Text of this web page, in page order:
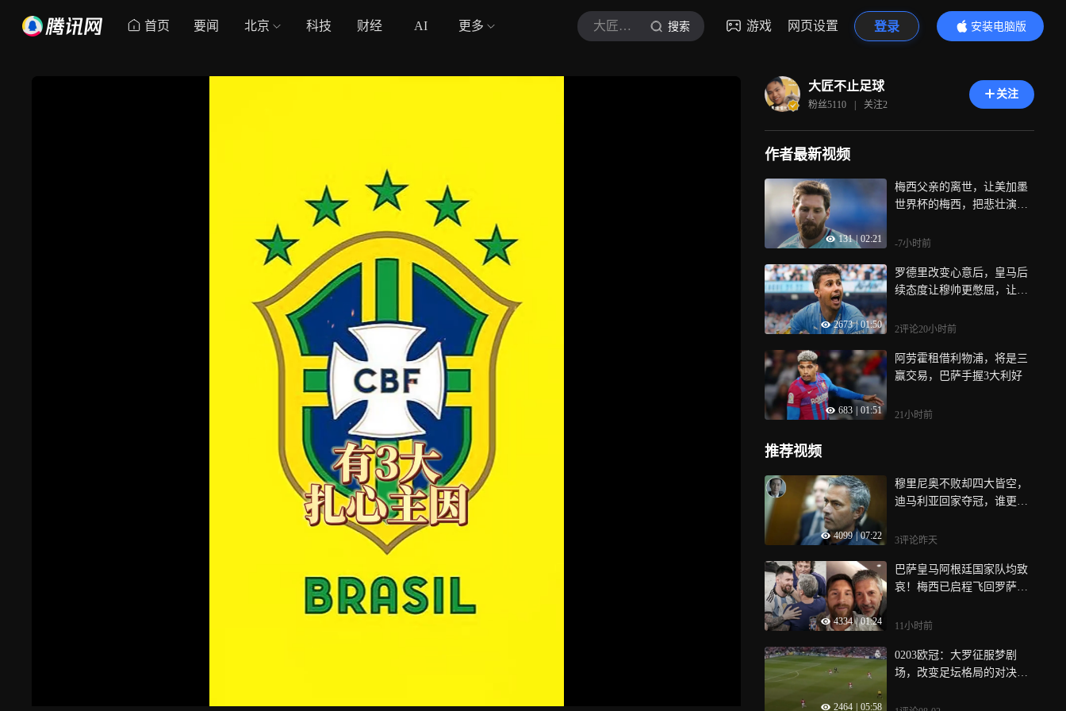
首页 要闻 北京 科技 财经 AI 更多 大匠不止足球 搜索 游戏 网页设置 登录
安装电脑版
内容更精彩
大匠不止足球
粉丝5110 | 关注2
关注
作者最新视频
131 | 02:21
梅西父亲的离世，让美加墨
世界杯的梅西，把悲壮演绎
-7小时前
2673 | 01:50
罗德里改变心意后，皇马后
续态度让穆帅更憋屈，让巴
2评论20小时前
683 01:51
阿劳霍租借利物浦，将是三
赢交易，巴萨手握3大利好
21小时前
推荐视频
4099 07:22
穆里尼奥不败却四大皆空，
迪马利亚回家夺冠，谁更接
3评论昨天
4334 | 01:24
巴萨皇马阿根廷国家队均致
哀！梅西已启程飞回罗萨里
11小时前
2464 05:58
0203欧冠：大罗征服梦剧
场，改变足坛格局的对决！